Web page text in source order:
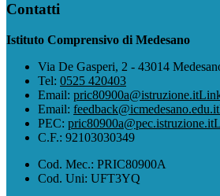
Contatti
Istituto Comprensivo di Medesano
Via De Gasperi, 2 - 43014
Tel: 0525 420403
Email: pric80900a@istruzione.it
Email: feedback@icmedesano.edu.it
PEC: pric80900a@pec.istruzione.it
C.F.: 92103030349
Cod. Mec.: PRIC80900A
Cod. Uni: UFT3YQ